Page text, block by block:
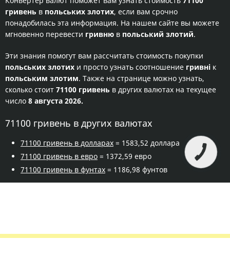
гривень в польських злотих, если вам срочно
понадобилась эта информация. На нашем сайте вы можете
мгновенно перевести гривню в польський злотий.
Эти знания помогут вам рассчитать стоимость покупки
польських злотих и просто узнать соотношение гривні к
польським злотим. Также на странице можно узнать,
сколько стоит 71100 гривень в других валютах на текущее
число 8 августа 2026.
71100 гривень в других валютах
71100 гривень в долларах = 1583,52 доллара
71100 гривень в евро = 1372,59 евро
71100 гривень в фунтах = 1186,98 фунтов